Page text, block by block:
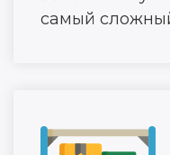
самый